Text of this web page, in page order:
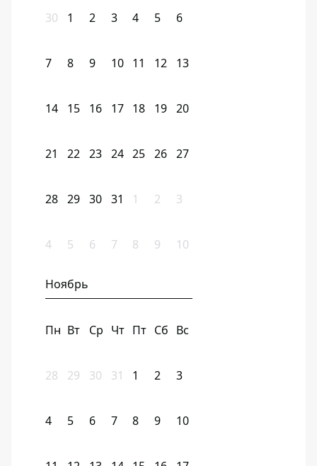
30 1 2 3 4 5 6
7 8 9 10 11 12 13
14 15 16 17 18 19 20
21 22 23 24 25 26 27
28 29 30 31 1 2 3
4 5 6 7 8 9 10
Ноябрь
Пн Вт Ср Чт Пт Сб Вс
28 29 30 31 1 2 3
4 5 6 7 8 9 10